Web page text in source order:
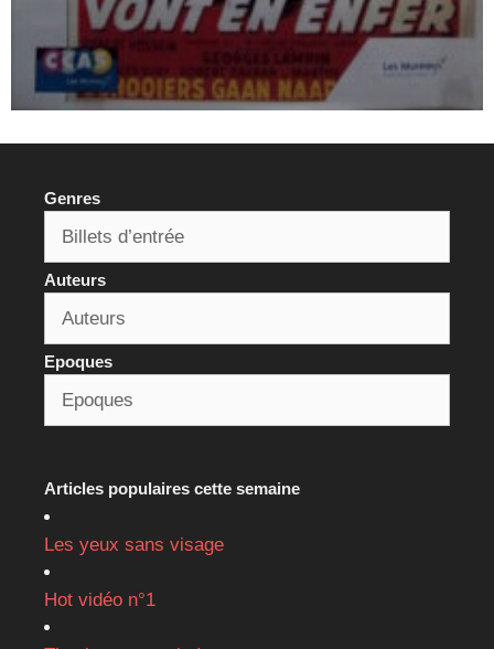
Genres
Auteurs
Epoques
Articles populaires cette semaine
Les yeux sans visage
Hot vidéo n°1